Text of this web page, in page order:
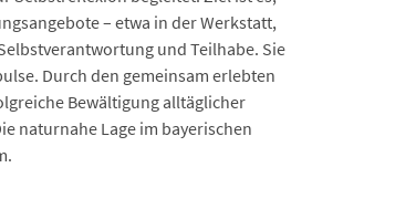
– etwa in der Werkstatt,
und Teilhabe. Sie
Durch den gemeinsam erlebten
Bewältigung alltäglicher
naturnahe Lage im bayerischen